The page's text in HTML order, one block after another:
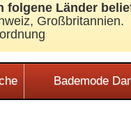
folgene Länder
Großbritannien.
Bademode